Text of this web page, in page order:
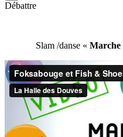
Débattre
Slam /danse « Marche